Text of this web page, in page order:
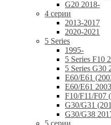
G20 2018-
4 серии
2013-2017
2020-2021
5 Series
1995-
5 Series F10
5 Series G30
E60/E61
E60/E61
F10/F11/F07
G30/G31
G30/G38
5 серии